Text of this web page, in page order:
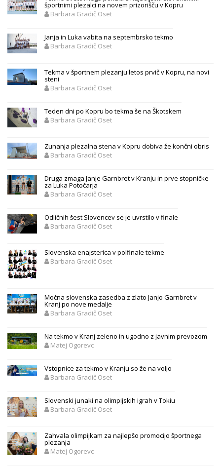
športnimi plezalci na novem prizorišču v Kopru
Barbara Gradič Oset
Janja in Luka vabita na septembrsko tekmo
Barbara Gradič Oset
Tekma v športnem plezanju letos prvič v Kopru, na novi
steni
Barbara Gradič Oset
Teden dni po Kopru bo tekma še na Škotskem
Barbara Gradič Oset
Zunanja plezalna stena v Kopru dobiva že končni obris
Barbara Gradič Oset
Druga zmaga Janje Garnbret v Kranju in prve stopničke
za Luka Potočarja
Barbara Gradič Oset
Odličnih šest Slovencev se je uvrstilo v finale
Barbara Gradič Oset
Slovenska enajsterica v polfinale tekme
Barbara Gradič Oset
Močna slovenska zasedba z zlato Janjo Garnbret v
Kranj po nove medalje
Barbara Gradič Oset
Na tekmo v Kranj zeleno in ugodno z javnim prevozom
Matej Ogorevc
Vstopnice za tekmo v Kranju so že na voljo
Barbara Gradič Oset
Slovenski junaki na olimpijskih igrah v Tokiu
Barbara Gradič Oset
Zahvala olimpijkam za najlepšo promocijo športnega
plezanja
Matej Ogorevc